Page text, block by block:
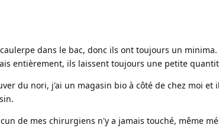
dans le bac, donc ils ont toujours un minima.
entièrement, ils laissent toujours une petite
du nori, j'ai un magasin bio à côté de chez moi et
de mes chirurgiens n'y a jamais touché, même